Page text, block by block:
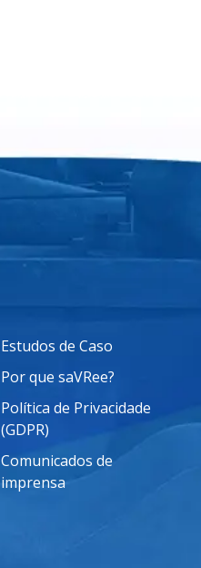
Estudos de Caso
Por que saVRee?
Política de Privacidade
(GDPR)
Comunicados de
imprensa